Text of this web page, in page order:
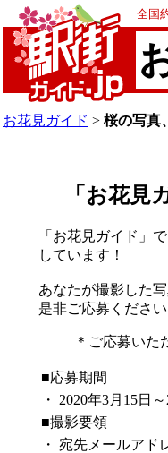
全国
お花見ガイド > 桜の写真
「お花見
「お花見ガイド」
しています！
あなたが撮影した
是非ご応募ください
＊ご応募いた
■応募期間
・
2020年3月15日
■撮影要領
・ 宛先メールアド